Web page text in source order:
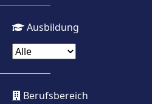
Ausbildung
Berufsbereich